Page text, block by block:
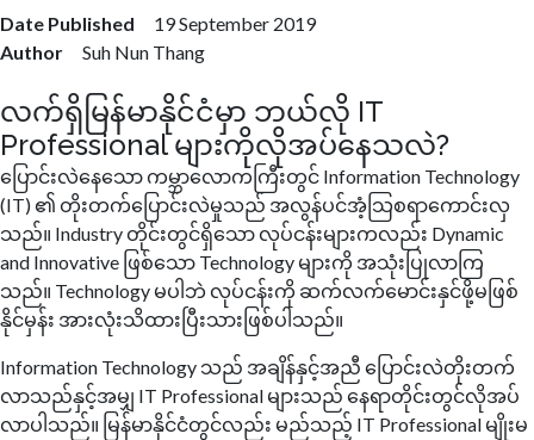
Date Published
19 September 2019
Author
Suh Nun Thang
လက်ရှိမြန်မာနိုင်ငံမှာ ဘယ်လို IT
Professional များကိုလိုအပ်နေသလဲ?
ပြောင်းလဲနေသော ကမ္ဘာလောကကြီးတွင် Information Technology
(IT) ၏ တိုးတက်ပြောင်းလဲမှုသည် အလွန်ပင်အံ့သြစရာကောင်းလှ
သည်။ Industry တိုင်းတွင်ရှိသော လုပ်ငန်းများကလည်း Dynamic
and Innovative ဖြစ်သော Technology များကို အသုံးပြုလာကြ
သည်။ Technology မပါဘဲ လုပ်ငန်းကို ဆက်လက်မောင်းနှင်ဖို့မဖြစ်
နိုင်မှန်း အားလုံးသိထားပြီးသားဖြစ်ပါသည်။
Information Technology သည် အချိန်နှင့်အညီ ပြောင်းလဲတိုးတက်
လာသည်နှင့်အမျှ IT Professional များသည် နေရာတိုင်းတွင်လိုအပ်
လာပါသည်။ မြန်မာနိုင်ငံတွင်လည်း မည်သည့် IT Professional မျိုးမ